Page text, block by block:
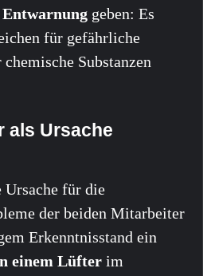
Entwarnung geben: Es
für gefährliche
Substanzen
als Ursache
Ursache für die
der beiden Mitarbeiter
Erkenntnisstand ein
einem Lüfter im